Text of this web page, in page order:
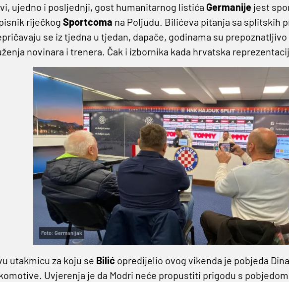
ujedno i posljednji, gost humanitarnog listića Germanije jest
riječkog Sportcoma na Poljudu. Bilićeva pitanja sa splitskih
se iz tjedna u tjedan, dapače, godinama su
novinara i trenera. Čak i izbornika kada hrvatska
Foto: Germanijak
utakmicu za koju se Bilić opredijelio ovog vikenda je pobjeda
Uvjerenja je da Modri neće propustiti prigodu s